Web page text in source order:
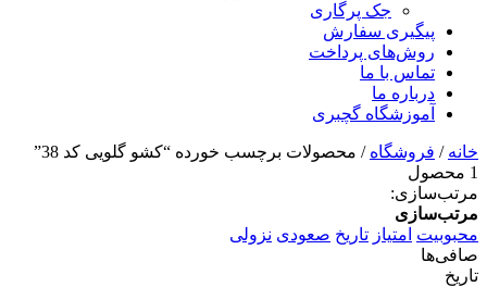
جک پرگاری
پیگیری سفارش
روش‌های پرداخت
تماس با ما
درباره ما
آموزشگاه گچبری
خانه / فروشگاه / محصولات برچسب خورده “کشو گلویی کد 38”
1 محصول
مرتب‌سازی:
مرتب‌سازی
محبوبیت امتیاز تاریخ صعودی نزولی
صافی‌ها
تاریخ